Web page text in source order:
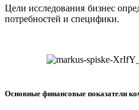
Цели исследования бизнес
потребностей и специфики.
Основные финансовые показатели